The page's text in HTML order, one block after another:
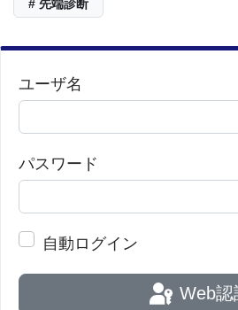
# 先端診断
ユーザ名
パスワード
自動ログイン
Web認